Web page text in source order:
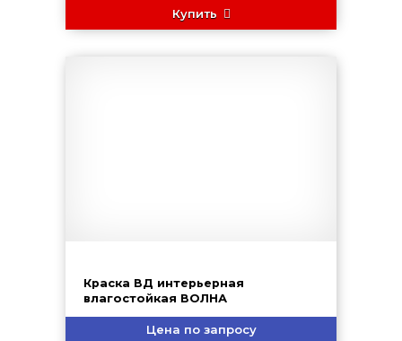
Купить
Краска ВД интерьерная
влагостойкая ВОЛНА
Цена по запросу